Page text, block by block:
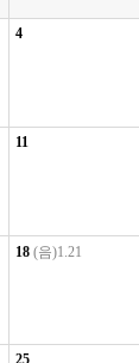
4
11
18 (음)1.21
25